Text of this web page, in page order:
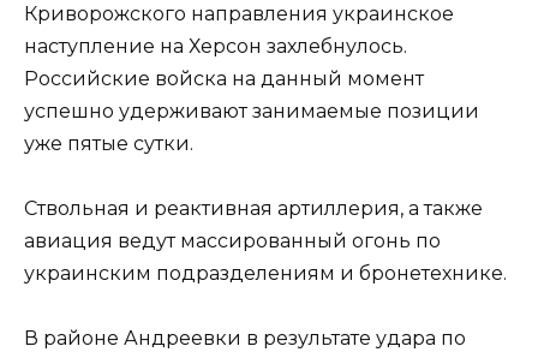
Криворожского направления украинское
наступление на Херсон захлебнулось.
Российские войска на данный момент
успешно удерживают занимаемые позиции
уже пятые сутки.
Ствольная и реактивная артиллерия, а также
авиация ведут массированный огонь по
украинским подразделениям и бронетехнике.
В районе Андреевки в результате удара по